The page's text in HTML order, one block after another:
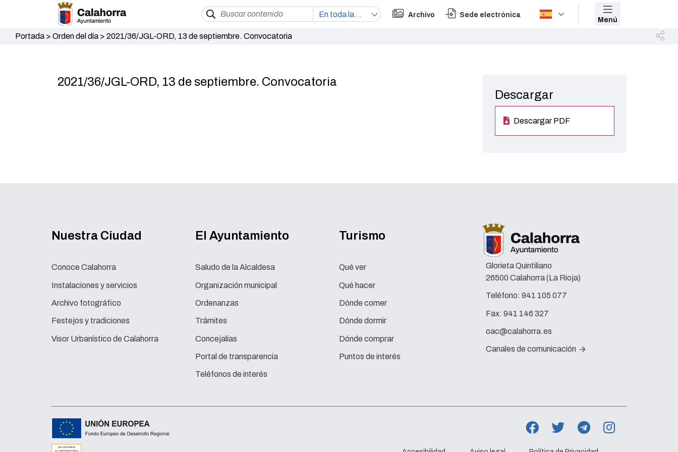
Archivo Sede electrónica
Menú
Portada> Orden del día> 2021/36/JGL-ORD, 13 de septiembre. Convocatoria
2021/36/JGL-ORD, 13 de septiembre. Convocatoria
Descargar
Descargar PDF
Nuestra Ciudad
Conoce Calahorra
Instalaciones y servicios
Archivo fotográfico
Festejos y tradiciones
Visor Urbanístico de Calahorra
El Ayuntamiento
Saludo de la Alcaldesa
Organización municipal
Ordenanzas
Trámites
Concejalías
Portal de transparencia
Teléfonos de interés
Turismo
Qué ver
Qué hacer
Dónde comer
Dónde dormir
Dónde comprar
Puntos de interés
Glorieta Quintiliano
26500 Calahorra (La Rioja)
Teléfono: 941 105 077
Fax: 941 146 327
oac@calahorra.es
Canales de comunicación